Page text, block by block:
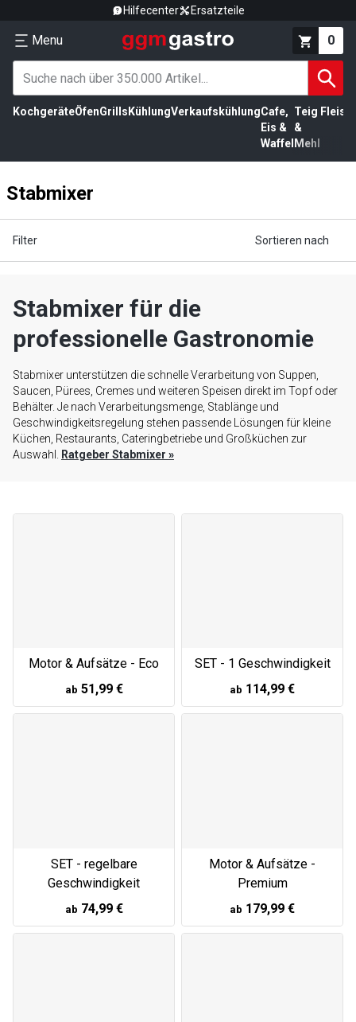
Hilfecenter Ersatzteile
Menu 0
KochgeräteÖfenGrills KühlungVerkaufskühlungCafe,
Eis &
Waffel
Teig
&
Mehl
Stabmixer
Filter Sortieren nach
Stabmixer für die
professionelle Gastronomie
Stabmixer unterstützen die schnelle Verarbeitung von Suppen,
Saucen, Pürees, Cremes und weiteren Speisen direkt im Topf oder
Behälter. Je nach Verarbeitungsmenge, Stablänge und
Geschwindigkeitsregelung stehen passende Lösungen für kleine
Küchen, Restaurants, Cateringbetriebe und Großküchen zur
Auswahl.
Ratgeber Stabmixer »
Motor & Aufsätze - Eco
ab 51,99 €
SET - 1 Geschwindigkeit
ab 114,99 €
SET - regelbare
Geschwindigkeit
ab 74,99 €
Motor & Aufsätze -
Premium
ab 179,99 €